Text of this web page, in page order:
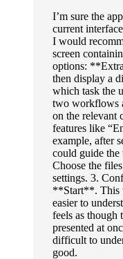
I’m sure the
current
I would
screen
options:
then display a
which task the
two workflows
on the relevant
features like
example, after
could guide the
Choose the
settings. 3.
**Start**. This
easier to
feels as though
presented at
difficult to
good.